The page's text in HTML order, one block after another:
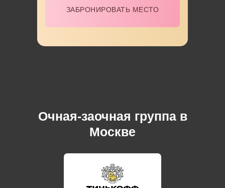
ЗАБРОНИРОВАТЬ МЕСТО
Очная-заочная группа в
Москве